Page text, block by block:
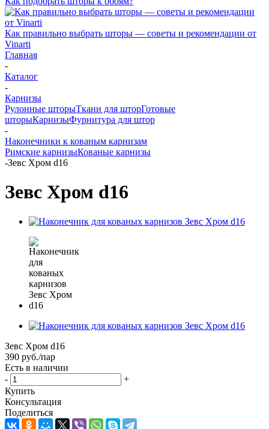
Как правильно выбрать шторы — советы и рекомендации от
Vinarti
Главная
-
Каталог
-
Карнизы
Рулонные шторыТкани для шторГотовые
шторыКарнизыФурнитура для штор
-
Наконечники к кованым карнизам
Римские карнизыКованые карнизы
-Зевс Хром d16
Зевс Хром d16
Зевс Хром d16
390 руб./пар
Есть в наличии
-
+
Купить
Консультация
Поделиться